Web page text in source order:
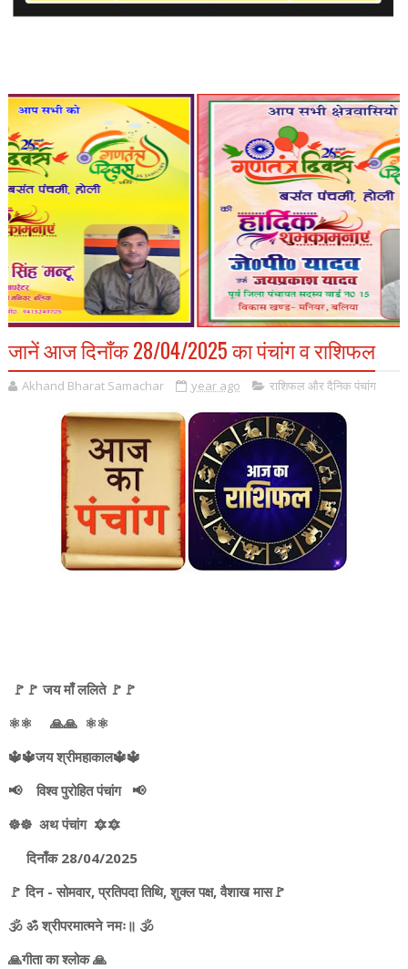
जानें आज दिनाँक 28/04/2025 का पंचांग व राशिफल
Akhand Bharat Samachar year ago राशिफल और दैनिक पंचांग
🚩🚩 जय माँ ललिते 🚩🚩
⚛️⚛️ 🙏🙏 ⚛️⚛️
🔱🔱जय श्रीमहाकाल🔱🔱
📢 विश्व पुरोहित पंचांग 📢
☸️☸️ अथ पंचांग 🔯🔯
दिनाँक 28/04/2025
🚩 दिन - सोमवार, प्रतिपदा तिथि, शुक्ल पक्ष, वैशाख मास🚩
🕉️ ॐ श्रीपरमात्मने नमः॥ 🕉️
🙏गीता का श्लोक 🙏